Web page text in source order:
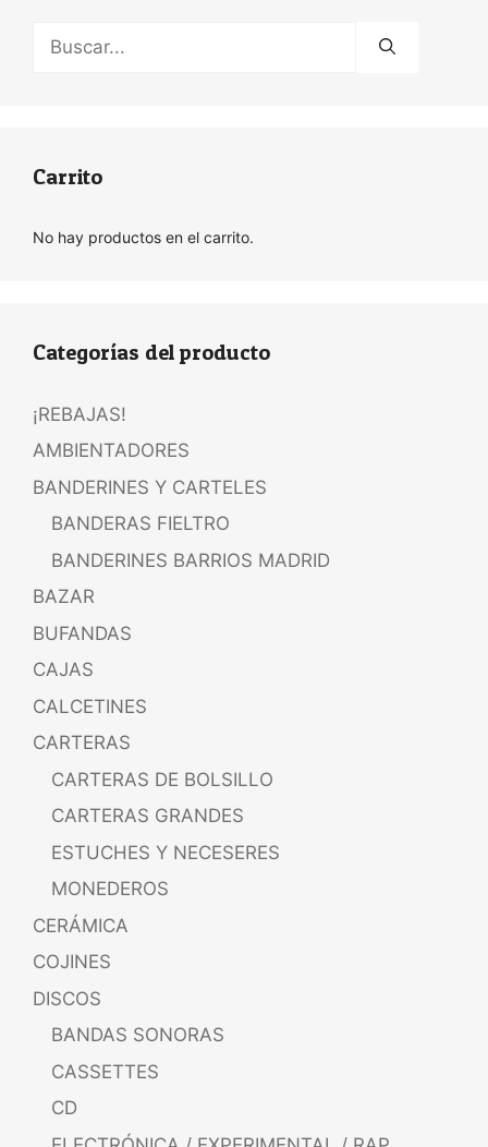
Carrito
No hay productos en el carrito.
Categorías del producto
¡REBAJAS!
AMBIENTADORES
BANDERINES Y CARTELES
BANDERAS FIELTRO
BANDERINES BARRIOS MADRID
BAZAR
BUFANDAS
CAJAS
CALCETINES
CARTERAS
CARTERAS DE BOLSILLO
CARTERAS GRANDES
ESTUCHES Y NECESERES
MONEDEROS
CERÁMICA
COJINES
DISCOS
BANDAS SONORAS
CASSETTES
CD